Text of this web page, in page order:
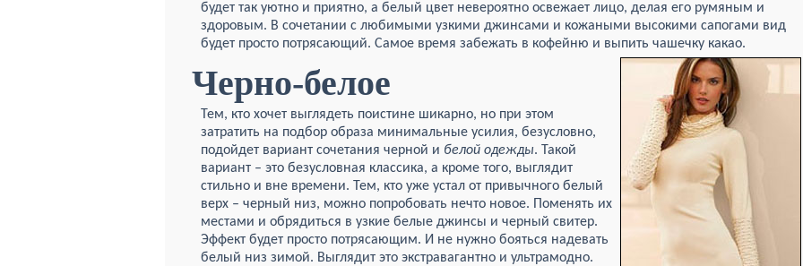
будет так уютно и приятно, а белый цвет невероятно освежает лицо, делая его румяным и
здоровым. В сочетании с любимыми узкими джинсами и кожаными высокими сапогами вид
будет просто потрясающий. Самое время забежать в кофейню и выпить чашечку какао.
Черно-белое
Тем, кто хочет выглядеть поистине шикарно, но при этом
затратить на подбор образа минимальные усилия, безусловно,
подойдет вариант сочетания черной и белой одежды. Такой
вариант – это безусловная классика, а кроме того, выглядит
стильно и вне времени. Тем, кто уже устал от привычного белый
верх – черный низ, можно попробовать нечто новое. Поменять их
местами и обрядиться в узкие белые джинсы и черный свитер.
Эффект будет просто потрясающим. И не нужно бояться надевать
белый низ зимой. Выглядит это экстравагантно и ультрамодно.